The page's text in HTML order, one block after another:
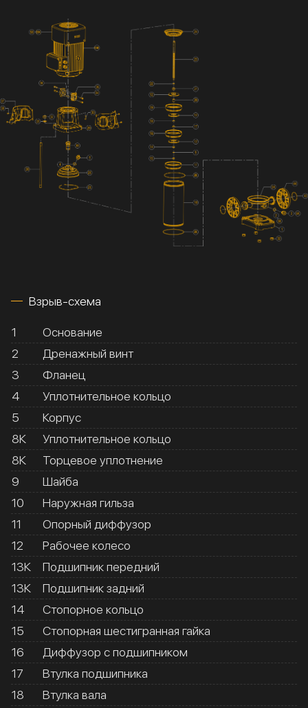
Взрыв-схема
1
Основание
2
Дренажный винт
3
Фланец
4
Уплотнительное кольцо
5
Корпус
8К
Уплотнительное кольцо
8К
Торцевое уплотнение
9
Шайба
10
Наружная гильза
11
Опорный диффузор
12
Рабочее колесо
13К
Подшипник передний
13К
Подшипник задний
14
Стопорное кольцо
15
Стопорная шестигранная гайка
16
Диффузор с подшипником
17
Втулка подшипника
18
Втулка вала